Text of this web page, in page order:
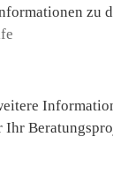
zu
Ihr